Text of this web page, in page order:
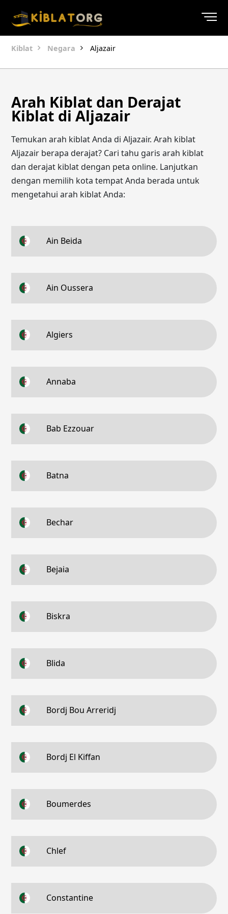
Kiblat Negara Aljazair
Arah Kiblat dan Derajat
Kiblat di Aljazair
Temukan arah kiblat Anda di Aljazair. Arah kiblat
Aljazair berapa derajat? Cari tahu garis arah kiblat
dan derajat kiblat dengan peta online. Lanjutkan
dengan memilih kota tempat Anda berada untuk
mengetahui arah kiblat Anda:
Ain Beida
Ain Oussera
Algiers
Annaba
Bab Ezzouar
Batna
Bechar
Bejaia
Biskra
Blida
Bordj Bou Arreridj
Bordj El Kiffan
Boumerdes
Chlef
Constantine